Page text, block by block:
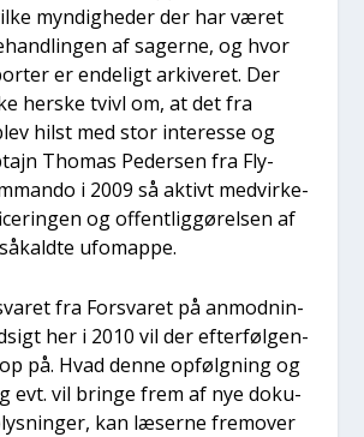
myn­dig­he­der der har været
af sager­ne, og hvor
er ende­ligt arki­ve­ret. Der
her­ske tvivl om, at det fra
hilst med stor inter­es­se og
Tho­mas Peder­sen fra Fly­
i 2009 så aktivt med­vir­ke­
og offent­lig­gø­rel­sen af
ufo­map­pe.
fra For­sva­ret på anmod­nin­
her i 2010 vil der efter­føl­gen­
på. Hvad den­ne opfølg­ning og
evt. vil brin­ge frem af nye doku­
kan læser­ne frem­over